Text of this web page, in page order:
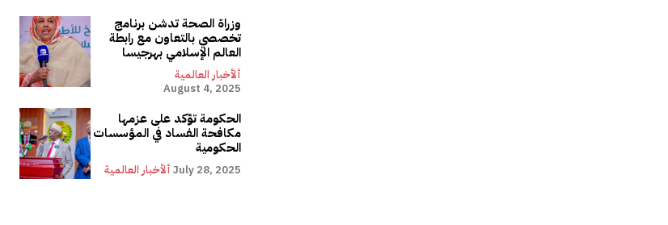
وزراة الصحة تدشن برنامج
تخصصي بالتعاون مع رابطة
العالم الإسلامي بهرجيسا
ألأخبار العالمية
August 4, 2025
الحكومة تؤكد على عزمها
مكافحة الفساد في المؤسسات
الحكومية
ألأخبار العالمية July 28, 2025